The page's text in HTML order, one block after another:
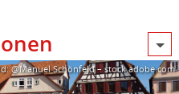
@Manuel Schönfeld – stock.adobe.com